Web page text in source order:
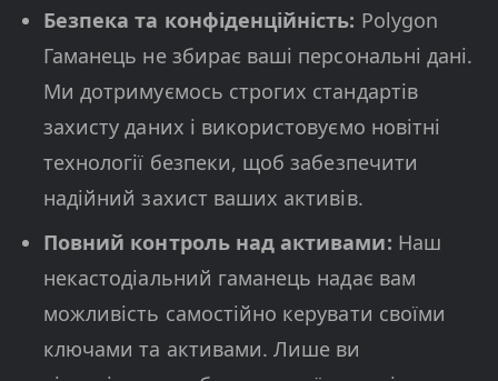
Безпека та конфіденційність: Polygon
Гаманець не збирає ваші персональні дані.
Ми дотримуємось строгих стандартів
захисту даних і використовуємо новітні
технології безпеки, щоб забезпечити
надійний захист ваших активів.
Повний контроль над активами: Наш
некастодіальний гаманець надає вам
можливість самостійно керувати своїми
ключами та активами. Лише ви